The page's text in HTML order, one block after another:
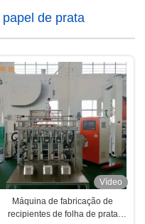
de prata
Vídeo
Máquina de fabricação de
recipientes de folha de prata